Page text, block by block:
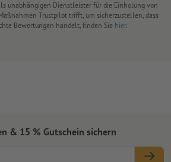
unabhängigen Dienstleister für die Einholung von
Trustpilot trifft, um sicherzustellen, dass
Bewertungen handelt, finden Sie hier.
& 15 % Gutschein sichern